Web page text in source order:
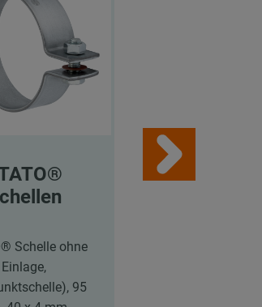
Schelle ohne
Einlage,
95